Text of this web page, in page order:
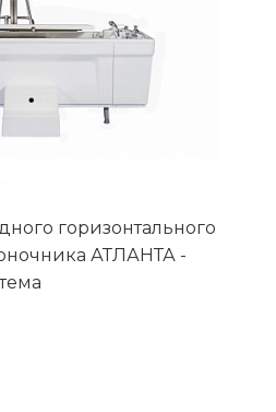
горизонтального
АТЛАНТА -